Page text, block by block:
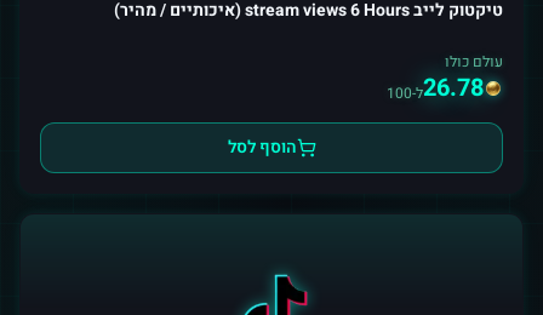
טיקטוק לייב stream views 6 Hours (איכותיים / מהיר)
עולם כולו
26.78ל-100
הוסף לסל